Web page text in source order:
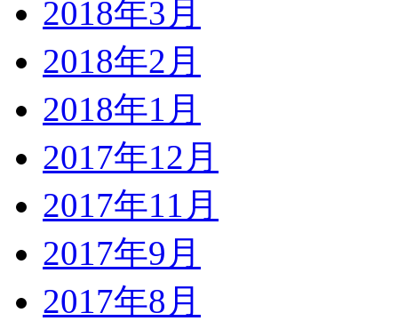
2018年3月
2018年2月
2018年1月
2017年12月
2017年11月
2017年9月
2017年8月